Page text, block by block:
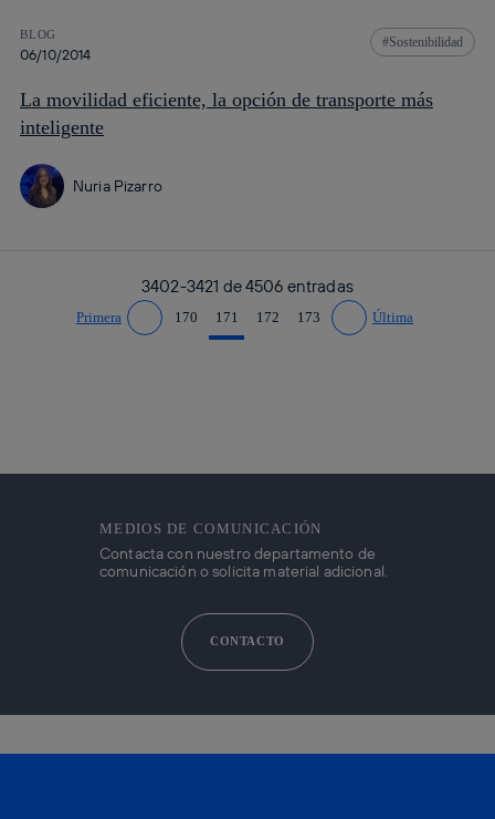
BLOG
06/10/2014
Sostenibilidad
La movilidad eficiente, la opción de transporte más
inteligente
Nuria Pizarro
3402-3421 de4506 entradas
Primera
Ir a página anterior
170 171 172 173
Ir a página siguiente
Última
MEDIOS DE COMUNICACIÓN
Contacta con nuestro departamento de
comunicación o solicita material adicional.
CONTACTO